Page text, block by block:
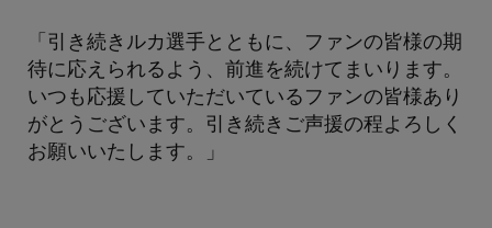
「引き続きルカ選手とともに、ファンの皆様の期
待に応えられるよう、前進を続けてまいります。
いつも応援していただいているファンの皆様あり
がとうございます。引き続きご声援の程よろしく
お願いいたします。」